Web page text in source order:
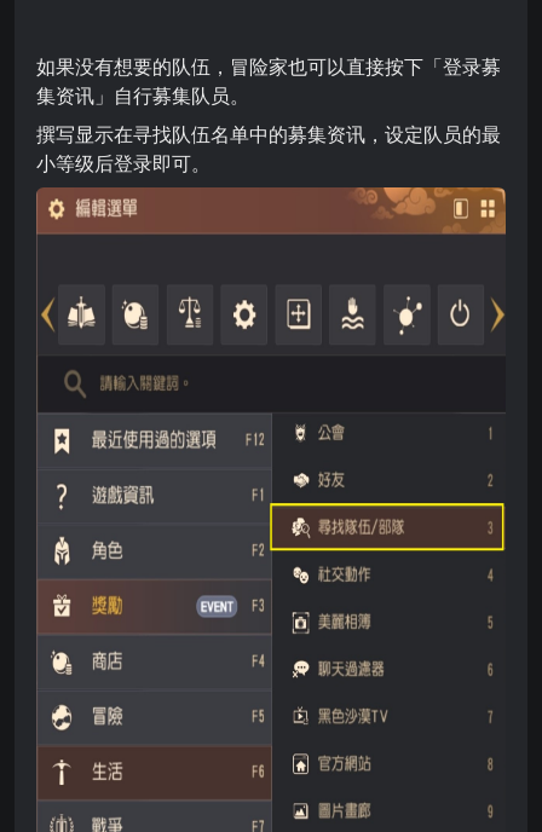
如果没有想要的队伍，冒险家也可以直接按下「登录募
集资讯」自行募集队员。
撰写显示在寻找队伍名单中的募集资讯，设定队员的最
小等级后登录即可。